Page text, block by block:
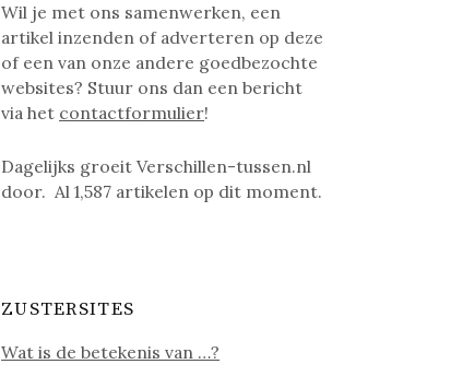
Wil je met ons samenwerken, een
artikel inzenden of adverteren op deze
of een van onze andere goedbezochte
websites? Stuur ons dan een bericht
via het contactformulier!
Dagelijks groeit Verschillen-tussen.nl
door. Al1,587 artikelen op dit moment.
ZUSTERSITES
Wat is de betekenis van …?